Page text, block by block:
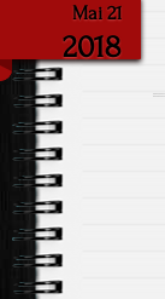
Mai 21
2018